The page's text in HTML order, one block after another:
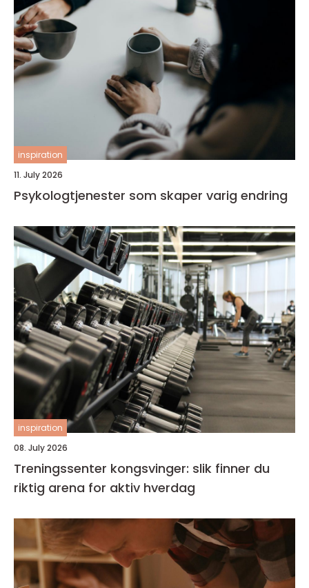
inspiration
11. July 2026
Psykologtjenester som skaper varig endring
inspiration
08. July 2026
Treningssenter kongsvinger: slik finner du
riktig arena for aktiv hverdag